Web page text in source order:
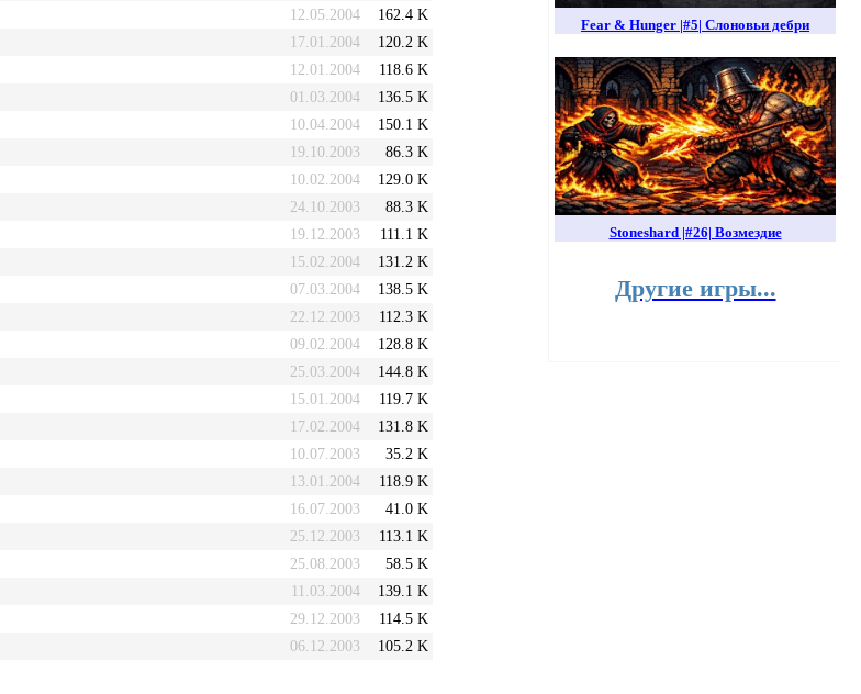
Fear & Hunger |#5| Слоновьи дебри
Stoneshard |#26| Возмездие
Другие игры...
12.05.2004
162.4 K
17.01.2004
120.2 K
12.01.2004
118.6 K
01.03.2004
136.5 K
10.04.2004
150.1 K
19.10.2003
86.3 K
10.02.2004
129.0 K
24.10.2003
88.3 K
19.12.2003
111.1 K
15.02.2004
131.2 K
07.03.2004
138.5 K
22.12.2003
112.3 K
09.02.2004
128.8 K
25.03.2004
144.8 K
15.01.2004
119.7 K
17.02.2004
131.8 K
10.07.2003
35.2 K
13.01.2004
118.9 K
16.07.2003
41.0 K
25.12.2003
113.1 K
25.08.2003
58.5 K
11.03.2004
139.1 K
29.12.2003
114.5 K
06.12.2003 105.2 K